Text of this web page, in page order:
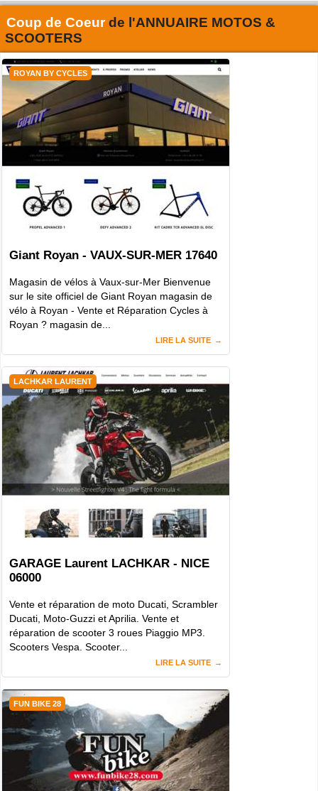
Coup de Coeurde l'ANNUAIRE MOTOS &
SCOOTERS
ROYAN BY CYCLES
Giant Royan - VAUX-SUR-MER 17640
Magasin de vélos à Vaux-sur-Mer Bienvenue
sur le site officiel de Giant Royan magasin de
vélo à Royan - Vente et Réparation Cycles à
Royan ? magasin de...
LIRE LA SUITE
LACHKAR LAURENT
GARAGE Laurent LACHKAR - NICE
06000
Vente et réparation de moto Ducati, Scrambler
Ducati, Moto-Guzzi et Aprilia. Vente et
réparation de scooter 3 roues Piaggio MP3.
Scooters Vespa. Scooter...
LIRE LA SUITE
FUN BIKE 28